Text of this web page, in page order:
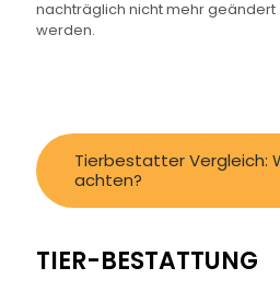
nachträglich nicht mehr geändert
werden.
Tierbestatter Vergleich:
achten?
TIER-BESTATTUNG